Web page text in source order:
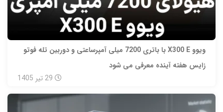
ویوو X300 E با باتری 7200 میلی‌ آمپرساعتی و دوربین تله‌ فوتو
زایس هفته آینده معرفی می‌ شود
29 تیر 1405